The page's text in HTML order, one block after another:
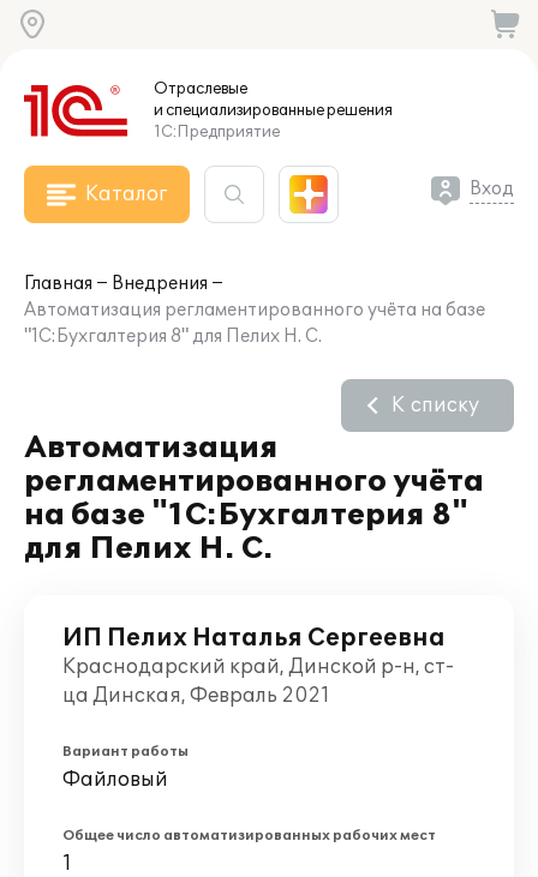
Отраслевые
и специализированныерешения
1С:Предприятие
Каталог Вход
Главная
Внедрения
Автоматизация регламентированного учёта на базе
"1С:Бухгалтерия 8" для Пелих Н. С.
Автоматизация
регламентированного учёта
на базе "1С:Бухгалтерия 8"
для Пелих Н. С.
К списку
ИП Пелих Наталья Сергеевна
Краснодарский край, Динской р-н, ст-
ца Динская, Февраль 2021
Вариант работы
Файловый
Общее число автоматизированных рабочих мест
1